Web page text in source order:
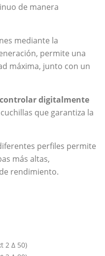
de manera
mediante la
permite una
máxima, junto con un
controlar digitalmente
que garantiza la
perfiles permite
más altas,
rendimiento.
2 Δ 50)